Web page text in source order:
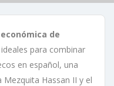
de
para combinar
en español, una
Hassan II y el